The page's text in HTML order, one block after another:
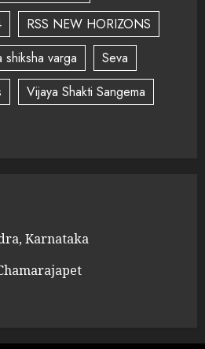
RSS NEW HORIZONS
shiksha varga
Seva
Vijaya Shakti Sangema
Karnataka